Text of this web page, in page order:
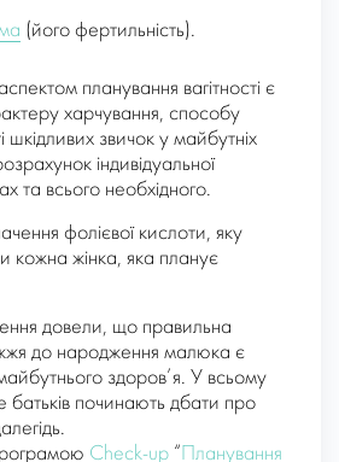
(його фертильність).
планування вагітності є
харчування, способу
шкідливих звичок у майбутніх
індивідуальної
та всього необхідного.
фолієвої кислоти, яку
кожна жінка, яка планує
довели, що правильна
до народження малюка є
здоров’я. У всьому
батьків починають дбати про
Check-up “ Планування